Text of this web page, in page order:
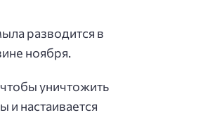
разводится в
ноября.
уничтожить
и настаивается